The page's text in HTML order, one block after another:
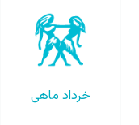
خرداد ماهی